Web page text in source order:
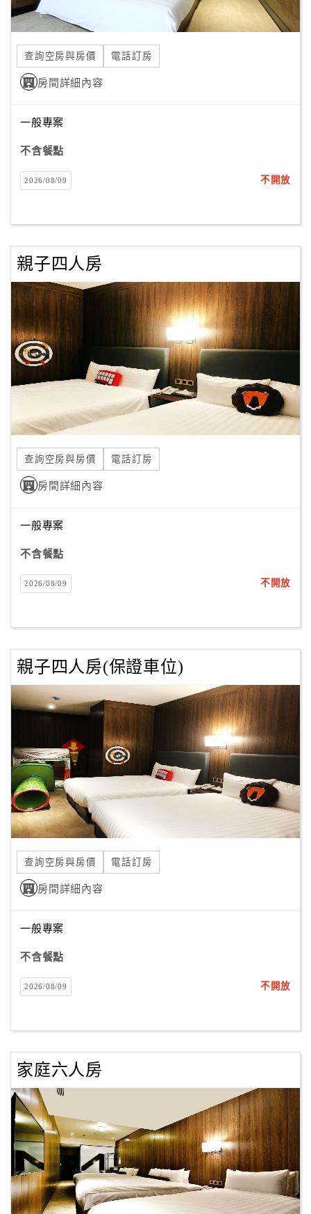
查詢空房與房價 電話訂房
房間詳細內容
一般專案
不含餐點
2026/08/09 不開放
親子四人房
查詢空房與房價 電話訂房
房間詳細內容
一般專案
不含餐點
2026/08/09 不開放
親子四人房(保證車位)
查詢空房與房價 電話訂房
房間詳細內容
一般專案
不含餐點
2026/08/09 不開放
家庭六人房